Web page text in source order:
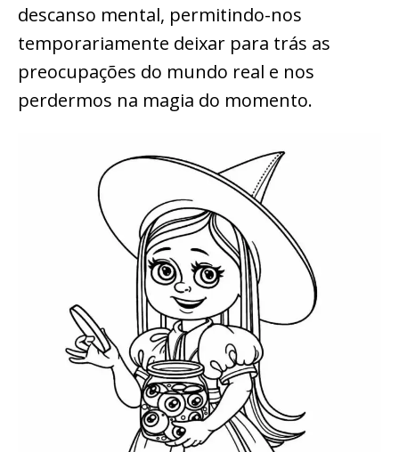
descanso mental, permitindo-nos
temporariamente deixar para trás as
preocupações do mundo real e nos
perdermos na magia do momento.